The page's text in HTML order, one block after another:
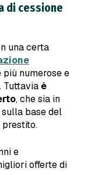
di cessione
una certa
numerose e
Tuttavia è
, che sia in
base del
e
offerte di